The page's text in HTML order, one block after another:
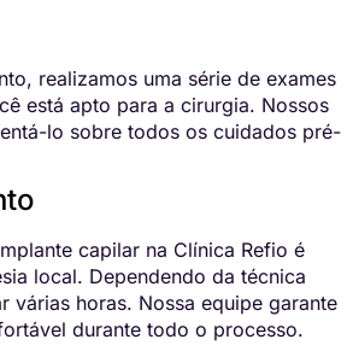
realizamos uma série de exames
está apto para a cirurgia. Nossos
lo sobre todos os cuidados pré-
capilar na Clínica Refio é
local. Dependendo da técnica
várias horas. Nossa equipe garante
durante todo o processo.